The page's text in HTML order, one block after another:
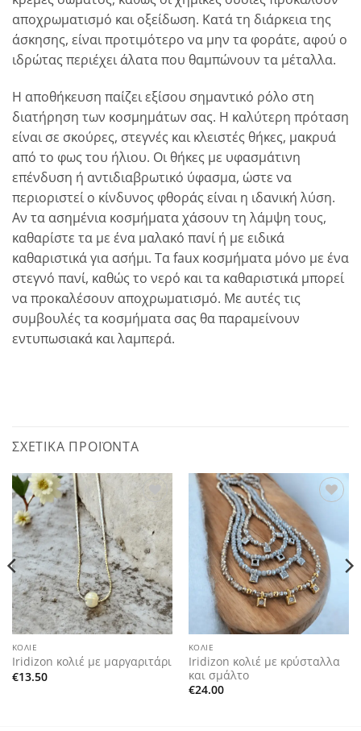
αποχρωματισμό και οξείδωση. Κατά τη διάρκεια της
άσκησης, είναι προτιμότερο να μην τα φοράτε, αφού ο
ιδρώτας περιέχει άλατα που θαμπώνουν τα μέταλλα.
Η αποθήκευση παίζει εξίσου σημαντικό ρόλο στη
διατήρηση των κοσμημάτων σας. Η καλύτερη πρόταση
είναι σε σκούρες, στεγνές και κλειστές θήκες, μακρυά
από το φως του ήλιου. Οι θήκες με υφασμάτινη
επένδυση ή αντιδιαβρωτικό ύφασμα, ώστε να
περιοριστεί ο κίνδυνος φθοράς είναι η ιδανική λύση.
Αν τα ασημένια κοσμήματα χάσουν τη λάμψη τους,
καθαρίστε τα με ένα μαλακό πανί ή με ειδικά
καθαριστικά για ασήμι. Τα faux κοσμήματα μόνο με ένα
στεγνό πανί, καθώς το νερό και τα καθαριστικά μπορεί
να προκαλέσουν αποχρωματισμό. Με αυτές τις
συμβουλές τα κοσμήματα σας θα παραμείνουν
εντυπωσιακά και λαμπερά.
ΣΧΕΤΙΚΆ ΠΡΟΪΌΝΤΑ
Add to
wishlist
ΚΟΛΙΈ
Iridizon κολιέ με μαργαριτάρι
€13.50
Add to
wishlist
ΚΟΛΙΈ
Iridizon κολιέ με κρύσταλλα
και σμάλτο
€24.00